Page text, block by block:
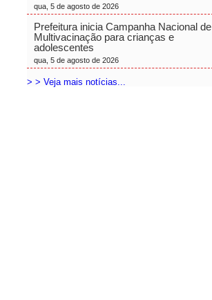
qua, 5 de agosto de 2026
Prefeitura inicia Campanha Nacional de
Multivacinação para crianças e
adolescentes
qua, 5 de agosto de 2026
> > Veja mais notícias...